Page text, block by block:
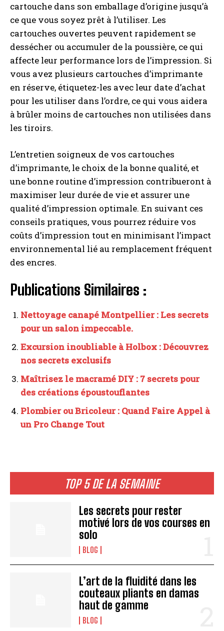
TOP 5 DE LA SEMAINE
Les secrets pour rester
motivé lors de vos courses en
solo
BLOG
L’art de la fluidité dans les
couteaux pliants en damas
haut de gamme
BLOG
cartouche dans son emballage d’origine jusqu’à
ce que vous soyez prêt à l’utiliser. Les
cartouches ouvertes peuvent rapidement se
dessécher ou accumuler de la poussière, ce qui
affecte leur performance lors de l’impression. Si
vous avez plusieurs cartouches d’imprimante
en réserve, étiquetez-les avec leur date d’achat
pour les utiliser dans l’ordre, ce qui vous aidera
à brûler moins de cartouches non utilisées dans
les tiroirs.
L’entretien soigneux de vos cartouches
d’imprimante, le choix de la bonne qualité, et
une bonne routine d’impression contribueront à
maximiser leur durée de vie et assurer une
qualité d’impression optimale. En suivant ces
conseils pratiques, vous pourrez réduire vos
coûts d’impression tout en minimisant l’impact
environnemental lié au remplacement fréquent
des encres.
Publications Similaires :
Nettoyage canapé Montpellier : Les secrets
pour un salon impeccable.
Excursion inoubliable à Holbox : Découvrez
nos secrets exclusifs
Maîtrisez le macramé DIY : 7 secrets pour
des créations époustouflantes
Plombier ou Bricoleur : Quand Faire Appel à
un Pro Change Tout